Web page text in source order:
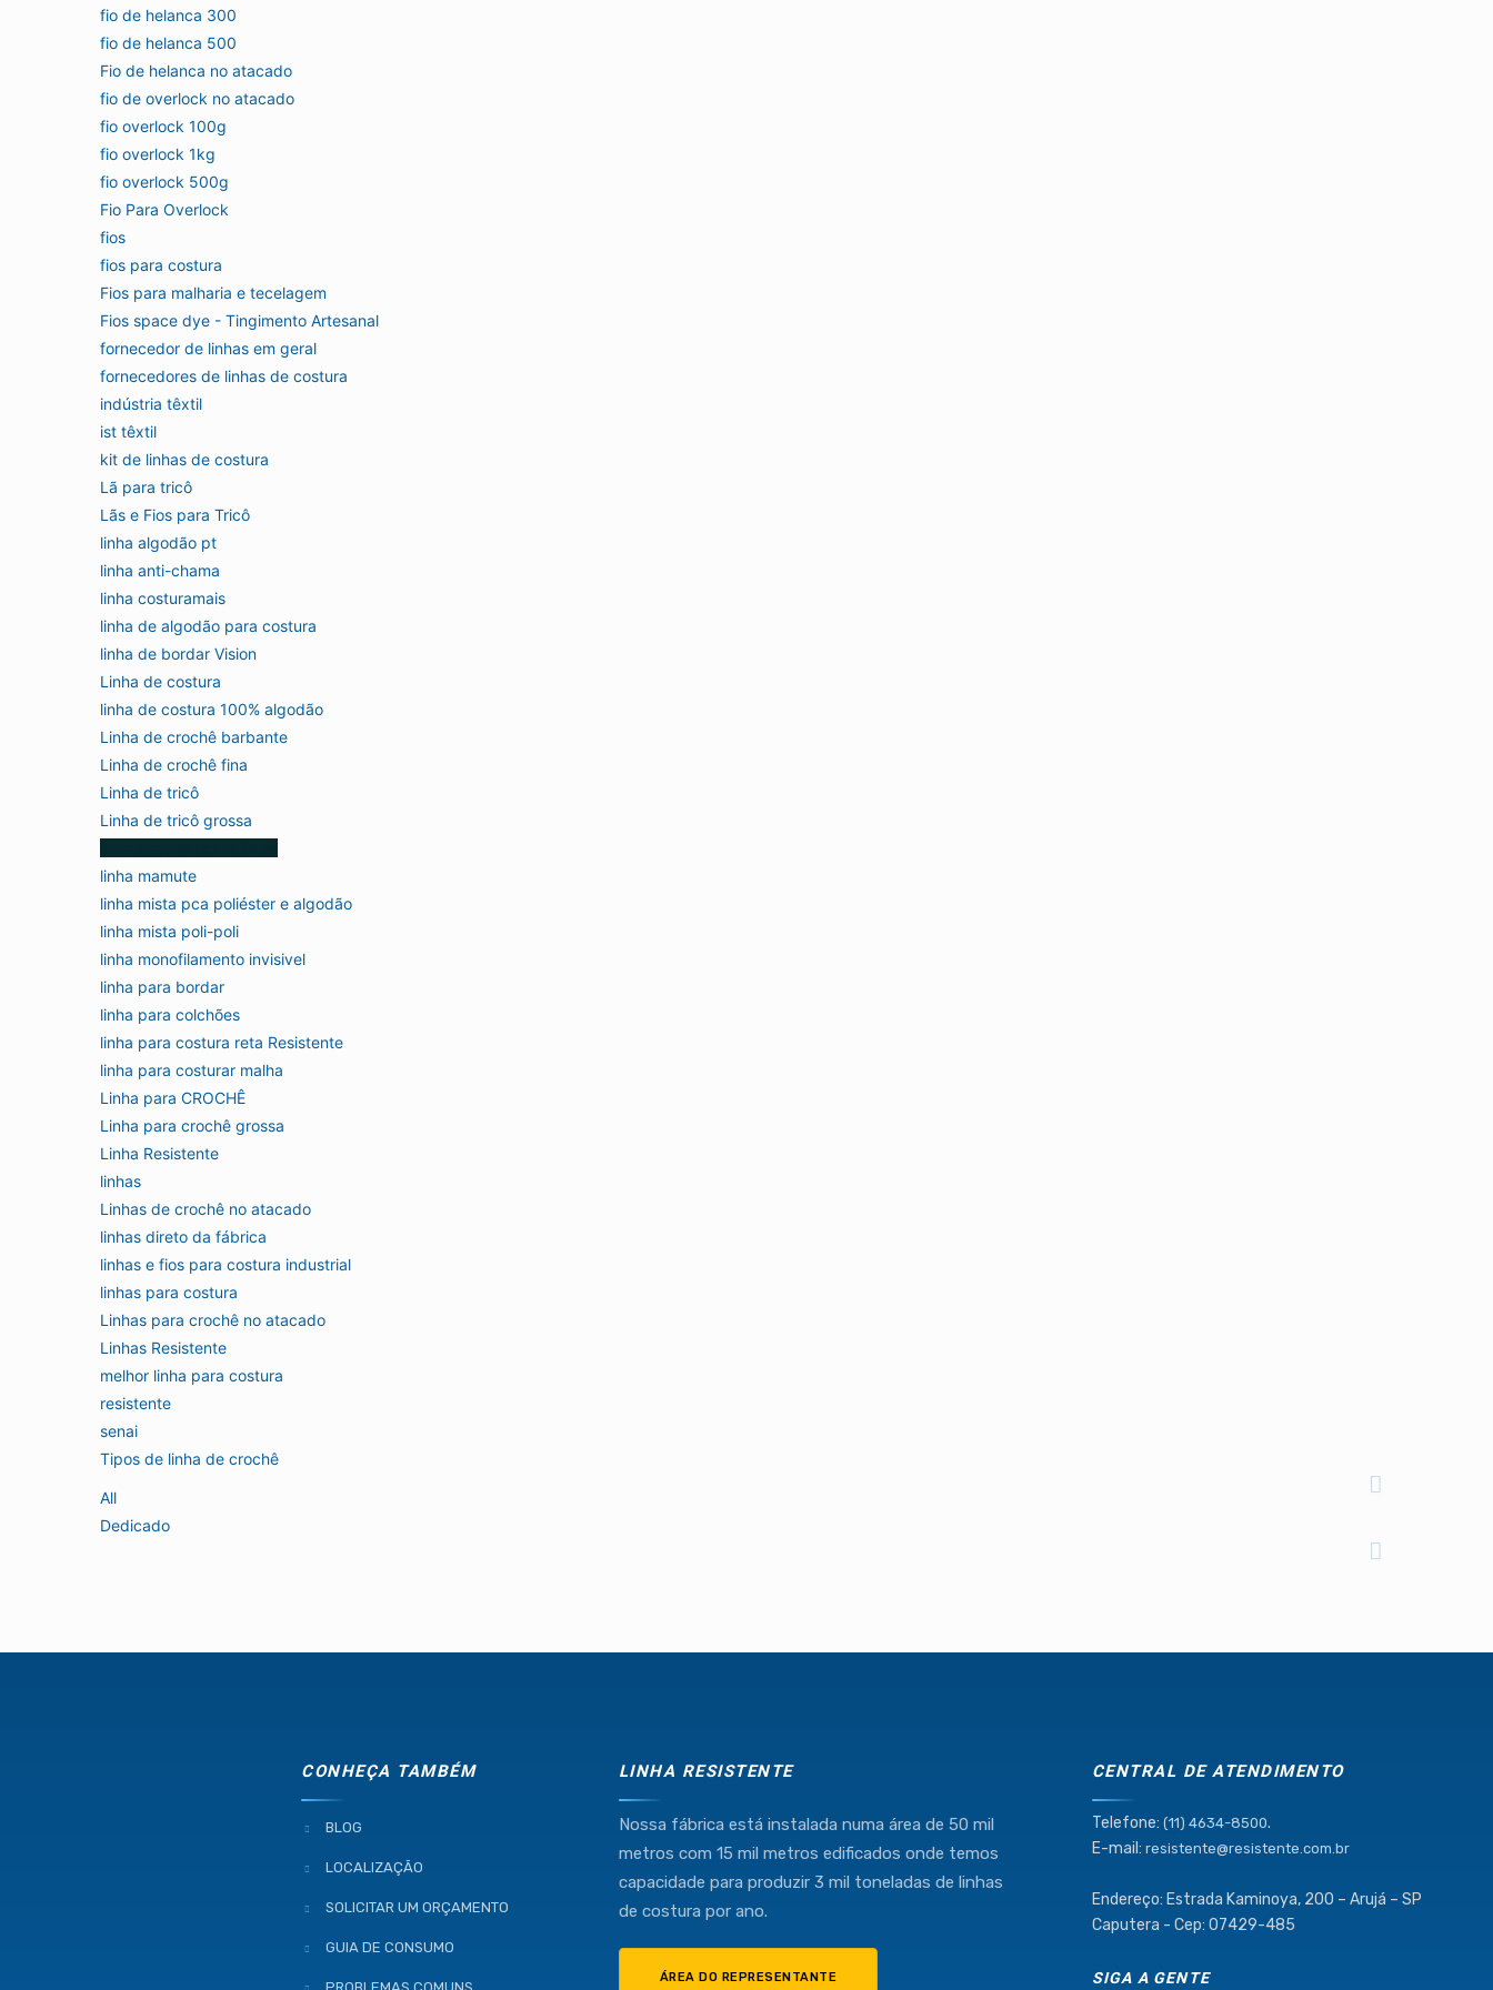
fio de helanca 300
fio de helanca 500
Fio de helanca no atacado
fio de overlock no atacado
fio overlock 100g
fio overlock 1kg
fio overlock 500g
Fio Para Overlock
fios
fios para costura
Fios para malharia e tecelagem
Fios space dye - Tingimento Artesanal
fornecedor de linhas em geral
fornecedores de linhas de costura
indústria têxtil
ist têxtil
kit de linhas de costura
Lã para tricô
Lãs e Fios para Tricô
linha algodão pt
linha anti-chama
linha costuramais
linha de algodão para costura
linha de bordar Vision
Linha de costura
linha de costura 100% algodão
Linha de crochê barbante
Linha de crochê fina
Linha de tricô
Linha de tricô grossa
linha mamute
linha mista pca poliéster e algodão
linha mista poli-poli
linha monofilamento invisivel
linha para bordar
linha para colchões
linha para costura reta Resistente
linha para costurar malha
Linha para CROCHÊ
Linha para crochê grossa
Linha Resistente
linhas
Linhas de crochê no atacado
linhas direto da fábrica
linhas e fios para costura industrial
linhas para costura
Linhas para crochê no atacado
Linhas Resistente
melhor linha para costura
resistente
senai
Tipos de linha de crochê
All
Dedicado
CONHEÇA TAMBÉM
BLOG
LOCALIZAÇÃO
SOLICITAR UM ORÇAMENTO
GUIA DE CONSUMO
LINHA RESISTENTE
Nossa fábrica está instalada numa área de 50 mil
metros com 15 mil metros edificados onde temos
capacidade para produzir 3 mil toneladas de linhas
de costura por ano.
ÁREA DO REPRESENTANTE
CENTRAL DE ATENDIMENTO
Telefone: (11) 4634-8500.
E-mail: resistente@resistente.com.br
Endereço: Estrada Kaminoya, 200 – Arujá – SP
Caputera - Cep: 07429-485
SIGA A GENTE